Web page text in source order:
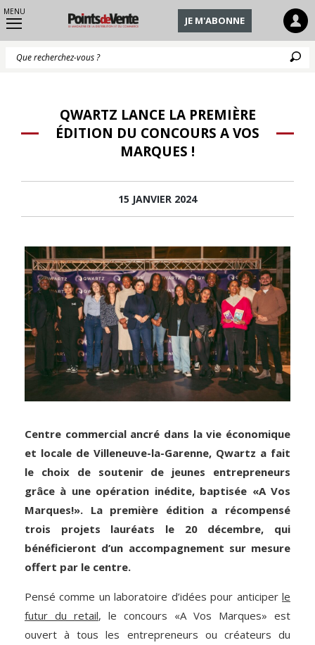
MENU
JE M'ABONNE
QWARTZ LANCE LA PREMIÈRE
ÉDITION DU CONCOURS A VOS
MARQUES !
15 JANVIER 2024
Centre commercial ancré dans la vie économique
et locale de Villeneuve-la-Garenne, Qwartz a fait
le choix de soutenir de jeunes entrepreneurs
grâce à une opération inédite, baptisée «A Vos
Marques!». La première édition a récompensé
trois projets lauréats le 20 décembre, qui
bénéficieront d’un accompagnement sur mesure
offert par le centre.
Pensé comme un laboratoire d’idées pour anticiper le
futur du retail, le concours «A Vos Marques» est
ouvert à tous les entrepreneurs ou créateurs du